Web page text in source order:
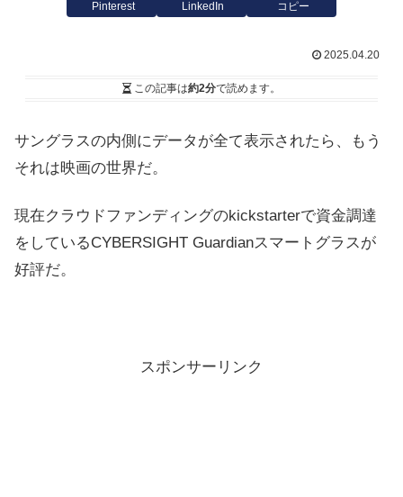
Pinterest LinkedIn コピー
2025.04.20
この記事は約2分で読めます。
サングラスの内側にデータが全て表示されたら、もう
それは映画の世界だ。
現在クラウドファンディングのkickstarterで資金調達
をしているCYBERSIGHT Guardianスマートグラスが
好評だ。
スポンサーリンク